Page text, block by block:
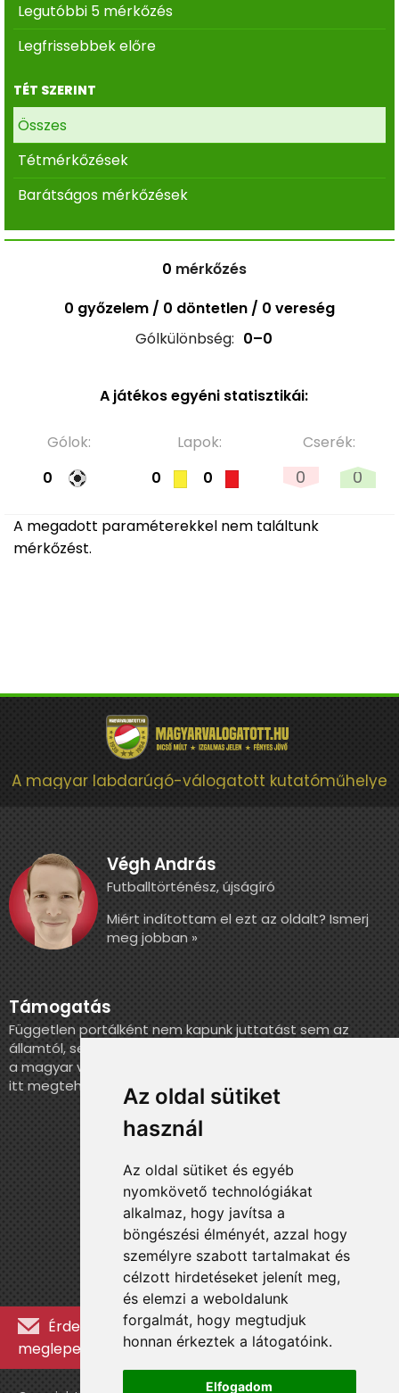
Az oldal sütiket
használ
Az oldal sütiket és egyéb
nyomkövető technológiákat
alkalmaz, hogy javítsa a
böngészési élményét, azzal hogy
személyre szabott tartalmakat és
célzott hirdetéseket jelenít meg,
és elemzi a weboldalunk
forgalmát, hogy megtudjuk
honnan érkeztek a látogatóink.
Elfogadom
Legutóbbi 5 mérkőzés
Legfrissebbek előre
TÉT SZERINT
Összes
Tétmérkőzések
Barátságos mérkőzések
0 mérkőzés
0 győzelem / 0 döntetlen / 0 vereség
Gólkülönbség: 0–0
A játékos egyéni statisztikái:
Gólok:
0
Lapok:
0
0
Cserék:
0 0
A megadott paraméterekkel nem találtunk
mérkőzést.
A magyar labdarúgó-válogatott kutatóműhelye
Végh András
Futballtörténész, újságíró
Miért indítottam el ezt az oldalt? Ismerj
meg jobban »
Támogatás
Független portálként nem kapunk juttatást sem az
államtól, sem más szervezettől. Ha szeretnél segíteni
a magyar válogatott történelmének feldolgozásában,
itt megteheted.
Érdekességekért, kulisszatitkokért és
meglepetésekért iratkozz fel a hírlevélre »